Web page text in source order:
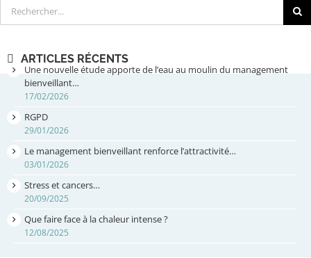
Rechercher
ARTICLES RÉCENTS
Une nouvelle étude apporte de l’eau au moulin du management
bienveillant…
17/02/2026
RGPD
29/01/2026
Le management bienveillant renforce l’attractivité…
03/01/2026
Stress et cancers…
20/09/2025
Que faire face à la chaleur intense ?
12/08/2025